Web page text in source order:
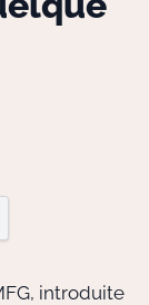
introduite